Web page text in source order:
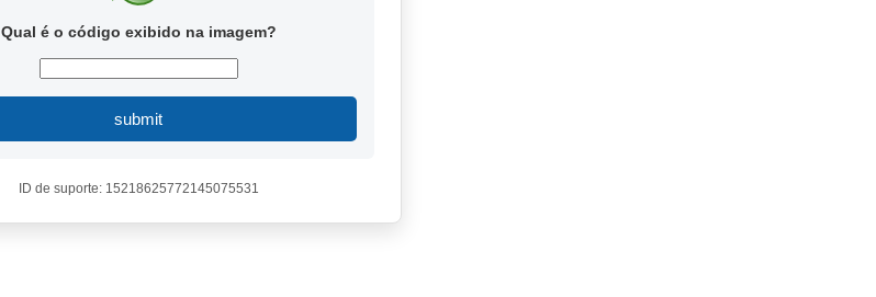
Qual é o código exibido na imagem?
submit
ID de suporte: 15218625772145075531